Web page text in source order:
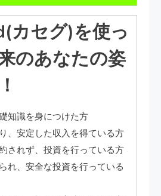
カセグ)を使っ
のあなたの姿
知識を身につけた方
、安定した収入を得ている方
されず、投資を行っている方
れ、安全な投資を行っている